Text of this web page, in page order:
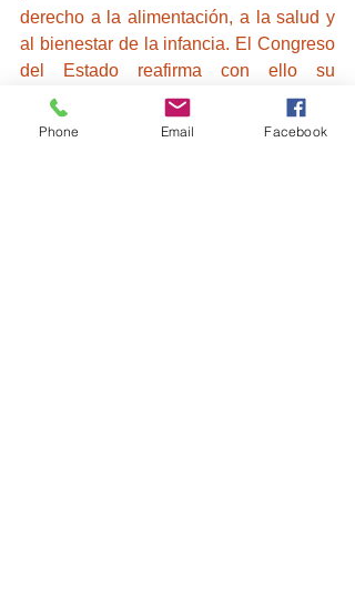
derecho a la alimentación, a la salud y
al bienestar de la infancia. El Congreso
del Estado reafirma con ello su
responsabilidad de armonizar el marco
normativo local con las políticas
Phone Email Facebook